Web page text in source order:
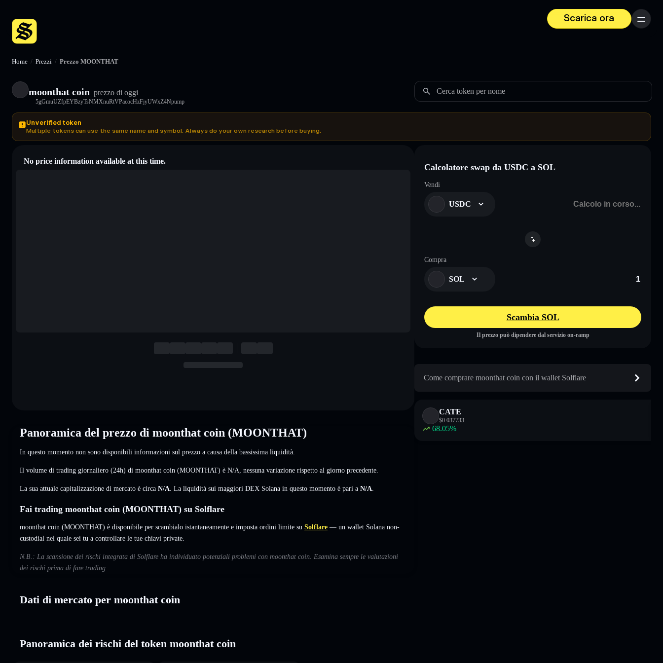
Scarica ora
Menu
Home / Prezzi / Prezzo MOONTHAT
moonthat coin prezzo di oggi
5gGmuUZfpEYBzyTsNMXnuRtVPacocHzFjyUWxZ4Npump
Cerca token per nome
Unverified token
Multiple tokens can use the same name and symbol. Always do your own research before buying.
No price information available at this time.
Panoramica del prezzo di moonthat coin (MOONTHAT)
In questo momento non sono disponibili informazioni sul prezzo a causa della bassissima liquidità.
Il volume di trading giornaliero (24h) di moonthat coin (MOONTHAT) è N/A nessuna variazione rispetto al giorno precedente.
La sua attuale capitalizzazione di mercato è circa N/A . La liquidità sui maggiori DEX Solana in questo momento è pari a N/A
Fai trading moonthat coin (MOONTHAT) su Solflare
moonthat coin (MOONTHAT) è disponibile per scambialo istantaneamente e imposta ordini limite su Solflare — un wallet Solana non-
custodial nel quale sei tu a controllare le tue chiavi private.
N.B.: La scansione dei rischi integrata di Solflare ha individuato potenziali problemi con moonthat coin. Esamina sempre le valutazioni
dei rischi prima di fare trading.
Dati di mercato per moonthat coin
Panoramica dei rischi del token moonthat coin
Calcolatore swap da USDC a SOL
Vendi
USDC
Compra
SOL
Scambia SOL
Il prezzo può dipendere dal servizio on-ramp
Come comprare moonthat coin con il wallet Solflare
CATE
$0.037733
68.05%